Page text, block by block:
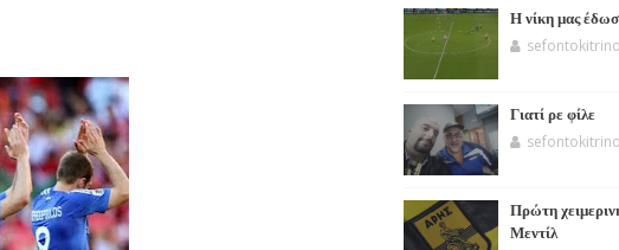
Η νίκη μας
sefontokitrino
Γιατί ρε φίλε
sefontokitrino
Πρώτη
Μεντίλ